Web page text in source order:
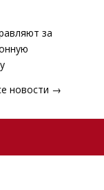
за
новости →